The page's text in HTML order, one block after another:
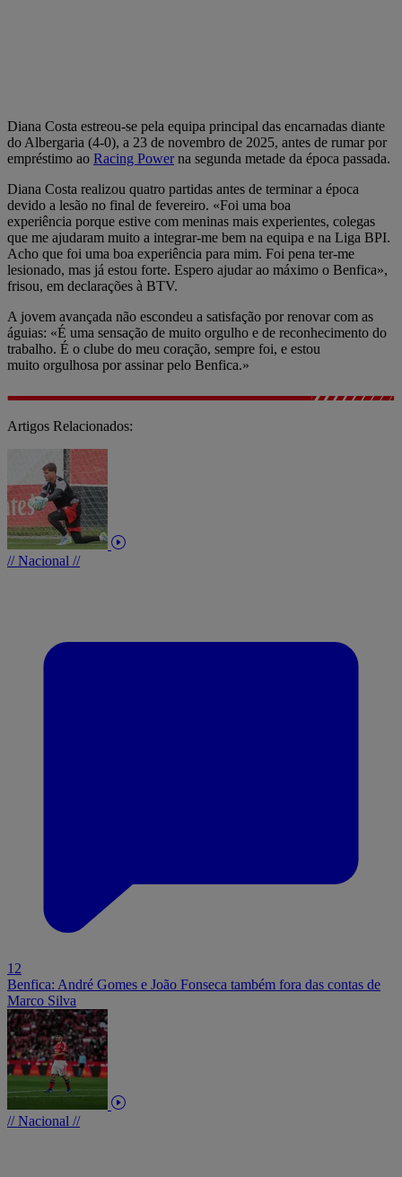
Diana Costa estreou-se pela equipa principal das encarnadas diante
do Albergaria (4-0), a 23 de novembro de 2025, antes de rumar por
empréstimo ao Racing Powerna segunda metade da época passada.
Diana Costa realizou quatro partidas antes de terminar a época
devido a lesão no final de fevereiro. «Foi uma boa
experiência porque estive com meninas mais experientes, colegas
que me ajudaram muito a integrar-me bem na equipa e na Liga BPI.
Acho que foi uma boa experiência para mim. Foi pena ter-me
lesionado, mas já estou forte. Espero ajudar ao máximo o Benfica»,
frisou, em declarações à BTV.
A jovem avançada não escondeu a satisfação por renovar com as
águias: «É uma sensação de muito orgulho e de reconhecimento do
trabalho. É o clube do meu coração, sempre foi, e estou
muito orgulhosa por assinar pelo Benfica.»
Artigos Relacionados:
// Nacional //
12
Benfica: André Gomes e João Fonseca também fora das contas de
Marco Silva
// Nacional //